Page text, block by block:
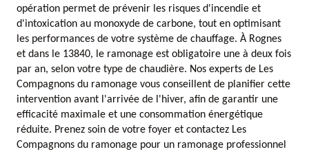
opération permet de prévenir les risques d'incendie et
d'intoxication au monoxyde de carbone, tout en optimisant
les performances de votre système de chauffage. À Rognes
et dans le 13840, le ramonage est obligatoire une à deux fois
par an, selon votre type de chaudière. Nos experts de Les
Compagnons du ramonage vous conseillent de planifier cette
intervention avant l'arrivée de l'hiver, afin de garantir une
efficacité maximale et une consommation énergétique
réduite. Prenez soin de votre foyer et contactez Les
Compagnons du ramonage pour un ramonage professionnel